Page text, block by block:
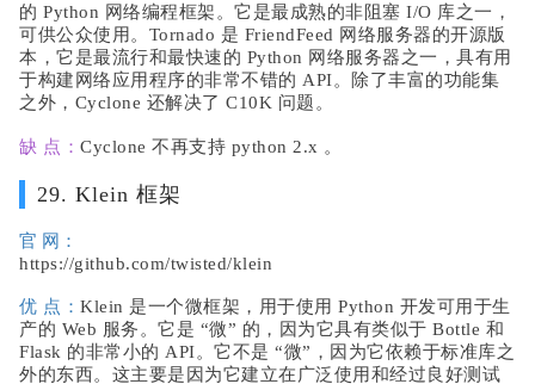
的 Python 网络编程框架。它是最成熟的非阻塞 I/O 库之一，
可供公众使用。Tornado 是 FriendFeed 网络服务器的开源版
本，它是最流行和最快速的 Python 网络服务器之一，具有用
于构建网络应用程序的非常不错的 API。除了丰富的功能集
之外，Cyclone 还解决了 C10K 问题。
缺 点： Cyclone 不再支持 python 2.x 。
29. Klein 框架
官 网：
https://github.com/twisted/klein
优 点： Klein 是一个微框架，用于使用 Python 开发可用于生
产的 Web 服务。它是 “微” 的，因为它具有类似于 Bottle 和
Flask 的非常小的 API。它不是 “微”，因为它依赖于标准库之
外的东西。这主要是因为它建立在广泛使用和经过良好测试